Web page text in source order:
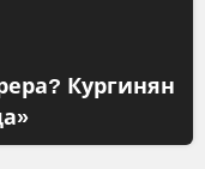
Кургинян